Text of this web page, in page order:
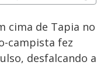
cima de Tapia no
campista fez
desfalcando a